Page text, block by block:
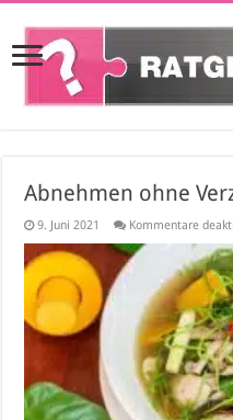
Abnehmen ohne
9. Juni 2021 Kommentare